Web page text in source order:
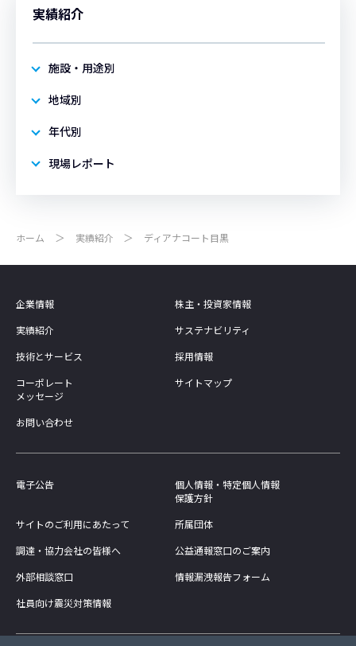
実績紹介
施設・用途別
地域別
年代別
現場レポート
ホーム 実績紹介 ディアナコート目黒
企業情報
株主・投資家情報
実績紹介
サステナビリティ
技術とサービス
採用情報
コーポレート
メッセージ
サイトマップ
お問い合わせ
電子公告
個人情報・特定個人情報
保護方針
サイトのご利用にあたって
所属団体
調達・協力会社の皆様へ
公益通報窓口のご案内
外部相談窓口
情報漏洩報告フォーム
社員向け震災対策情報